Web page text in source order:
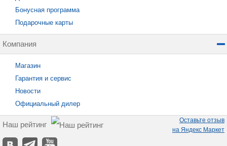
Бонусная программа
Подарочные карты
Компания
Магазин
Гарантия и сервис
Новости
Официальный дилер
Наш рейтинг
Оставьте отзыв
на Яндекс Маркет